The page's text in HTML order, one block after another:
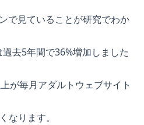
で見ていることが研究でわか
去5年間で36%増加しました
が毎月アダルトウェブサイト
ります。